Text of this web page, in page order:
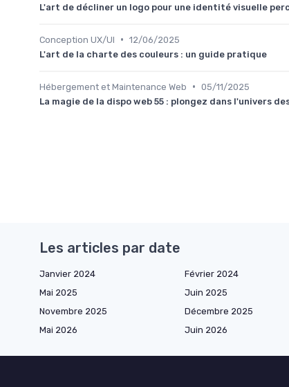
L'art de décliner un logo pour une identité visuelle
Conception UX/UI • 12/06/2025
L'art de la charte des couleurs : un guide pratique
Hébergement et Maintenance Web • 05/11/2025
La magie de la dispo web 55 : plongez dans l'univers
Les articles par date
Janvier 2024 Février 2024
Mai 2025
Juin 2025
Novembre 2025
Décembre 2025
Mai 2026
Juin 2026